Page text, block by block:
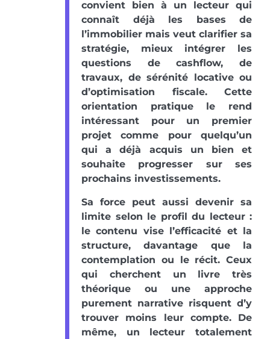
convient bien à un lecteur qui
connaît déjà les bases de
l’immobilier mais veut clarifier sa
stratégie, mieux intégrer les
questions de cashflow, de
travaux, de sérénité locative ou
d’optimisation fiscale. Cette
orientation pratique le rend
intéressant pour un premier
projet comme pour quelqu’un
qui a déjà acquis un bien et
souhaite progresser sur ses
prochains investissements.
Sa force peut aussi devenir sa
limite selon le profil du lecteur :
le contenu vise l’efficacité et la
structure, davantage que la
contemplation ou le récit. Ceux
qui cherchent un livre très
théorique ou une approche
purement narrative risquent d’y
trouver moins leur compte. De
même, un lecteur totalement